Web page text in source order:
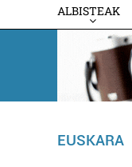
ALBISTEAK
EUSKARA